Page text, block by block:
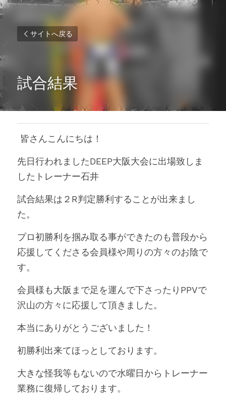
サイトへ戻る
試合結果
皆さんこんにちは！
先日行われましたDEEP大阪大会に出場致しま
したトレーナー石井
試合結果は２R判定勝利することが出来まし
た。
プロ初勝利を掴み取る事ができたのも普段から
応援してくださる会員様や周りの方々のお陰で
す。
会員様も大阪まで足を運んで下さったりPPVで
沢山の方々に応援して頂きました。
本当にありがとうございました！
初勝利出来てほっとしております。
大きな怪我等もないので水曜日からトレーナー
業務に復帰しております。